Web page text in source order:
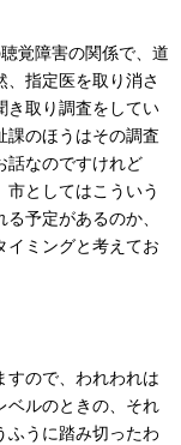
覚障害の関係で、道
指定医を取り消さ
き取り調査をしてい
課のほうはその調査
話なのですけれど
市としてはこういう
予定があるのか、
イミングと考えてお
すので、われわれは
ベルのときの、それ
ふうに踏み切ったわ